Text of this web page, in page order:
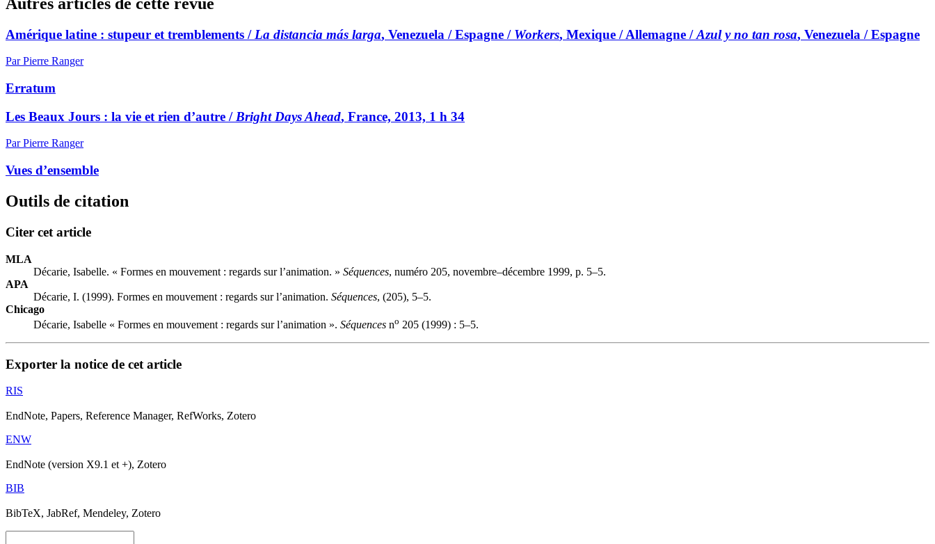
Amérique latine : stupeur et tremblements / La distancia más larga, Venezuela / Espagne / Workers, Mexique / Allemagne /Azul y no tan rosa, Venezuela / Espagne
Par Pierre Ranger
Erratum
Les Beaux Jours : la vie et rien d’autre / Bright Days Ahead, France, 2013, 1 h 34
Par Pierre Ranger
Vues d’ensemble
Outils de citation
Citer cet article
MLA
Décarie, Isabelle. « Formes en mouvement : regards sur l’animation. » Séquences, numéro 205, novembre–décembre 1999, p. 5–5.
APA
Décarie, I. (1999). Formes en mouvement : regards sur l’animation. Séquences, (205), 5–5.
Chicago
Décarie, Isabelle « Formes en mouvement : regards sur l’animation ». Séquences no 205 (1999) : 5–5.
Exporter la notice de cet article
RIS
EndNote, Papers, Reference Manager, RefWorks, Zotero
ENW
EndNote (version X9.1 et +), Zotero
BIB
BibTeX, JabRef, Mendeley, Zotero